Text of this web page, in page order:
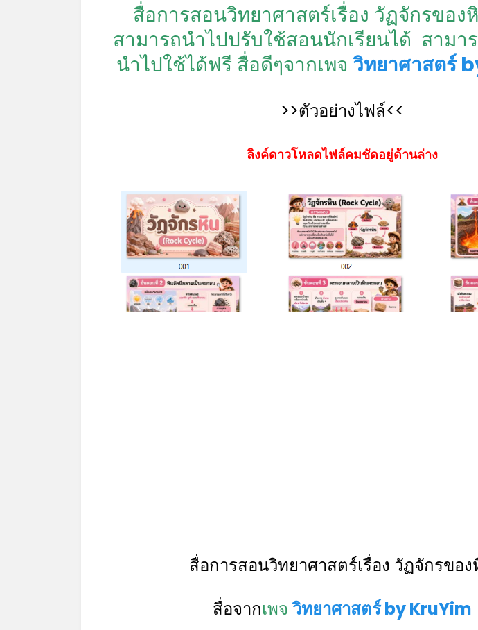
สื่อการสอนวิทยาศาสตร์เรื่อง วัฏจักรขอ
สามารถนำไปปรับใช้สอนนักเรียนได้ สามา
นำไปใช้ได้ฟรี สื่อดีๆจากเพจวิทยาศาสตร์
>>ตัวอย่างไฟล์<<
ลิงค์ดาวโหลดไฟล์คมชัดอยู่ด้านล่าง
สื่อการสอนวิทยาศาสตร์เรื่อง วัฏจักรขอ
สื่อจากเพจวิทยาศาสตร์ by KruYim